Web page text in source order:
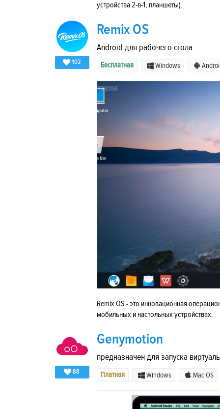
устройства 2-в-1, планшеты).
102
Remix OS
Android для рабочего стола.
Бесплатная Windows
Remix OS - это инновационная
мобильных и настольных устройствах.
88
Genymotion
предназначен для запуска
Платная Windows Mac OS